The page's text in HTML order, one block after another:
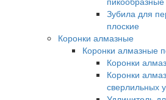
Зубила для
плоские
Коронки алмазные
Коронки алмазные
Коронки
Коронки
сверлильных